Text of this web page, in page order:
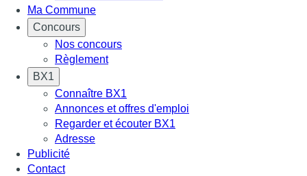
Ma Commune
Concours
Nos concours
Règlement
BX1
Connaître BX1
Annonces et offres d'emploi
Regarder et écouter BX1
Adresse
Publicité
Contact